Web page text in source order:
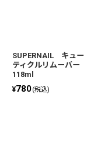
SUPERNAIL キュー
ティクルリムーバー
118ml
¥780(税込)